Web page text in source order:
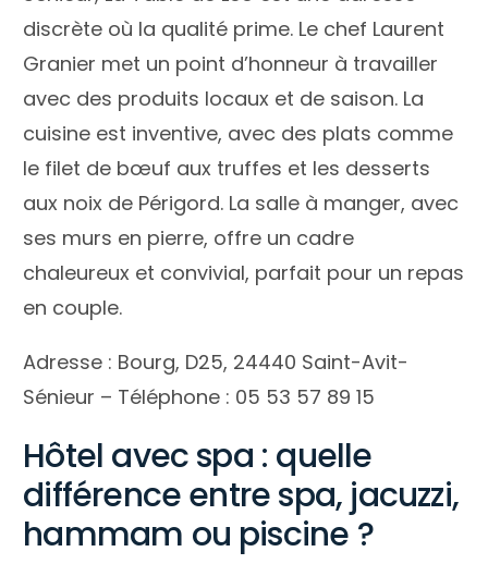
discrète où la qualité prime. Le chef Laurent
Granier met un point d’honneur à travailler
avec des produits locaux et de saison. La
cuisine est inventive, avec des plats comme
le filet de bœuf aux truffes et les desserts
aux noix de Périgord. La salle à manger, avec
ses murs en pierre, offre un cadre
chaleureux et convivial, parfait pour un repas
en couple.
Adresse : Bourg, D25, 24440 Saint-Avit-
Sénieur – Téléphone : 05 53 57 89 15
Hôtel avec spa : quelle
différence entre spa, jacuzzi,
hammam ou piscine ?